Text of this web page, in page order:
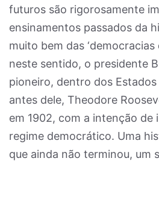
futuros são rigorosamente
ensinamentos passados da
muito bem das ‘democracias
neste sentido, o presidente
pioneiro, dentro dos
antes dele, Theodore
em 1902, com a intenção de
regime democrático. Uma
que ainda não terminou, um